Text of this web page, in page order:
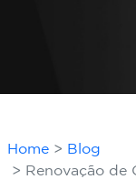
Home
Blog
Renovação